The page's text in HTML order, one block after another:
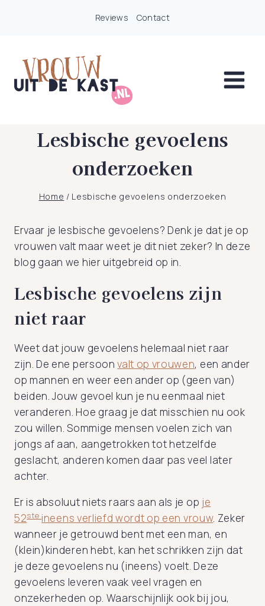
Reviews Contact
Lesbische gevoelens
onderzoeken
Home / Lesbische gevoelens onderzoeken
Ervaar je lesbische gevoelens? Denk je dat je op
vrouwen valt maar weet je dit niet zeker? In deze
blog gaan we hier uitgebreid op in.
Lesbische gevoelens zijn
niet raar
Weet dat jouw gevoelens helemaal niet raar
zijn. De ene persoonvalt op vrouwen, een ander
op mannen en weer een ander op (geen van)
beiden. Jouw gevoel kun je nu eenmaal niet
veranderen. Hoe graag je dat misschien nu ook
zou willen. Sommige mensen voelen zich van
jongs af aan, aangetrokken tot hetzelfde
geslacht, anderen komen daar pas veel later
achter.
Er is absoluut niets raars aan als je op je
52ste ineens verliefd wordt op een vrouw. Zeker
wanneer je getrouwd bent met een man, en
(klein)kinderen hebt, kan het schrikken zijn dat
je deze gevoelens nu (ineens) voelt. Deze
gevoelens leveren vaak veel vragen en
onzekerheden op. Waarschijnlijk ook bij jou,